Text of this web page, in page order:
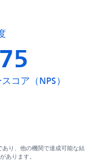
75
コア（NPS）
り、他の機関で達成可能な結
あります。